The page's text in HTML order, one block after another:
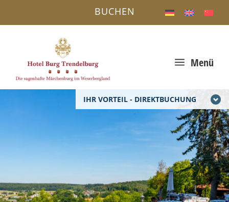
IHR VORTEIL - DIREKTBUCHUNG
a Menü
BUCHEN